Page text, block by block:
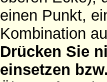
einen Punkt,
Kombination
Drücken Sie
einsetzen